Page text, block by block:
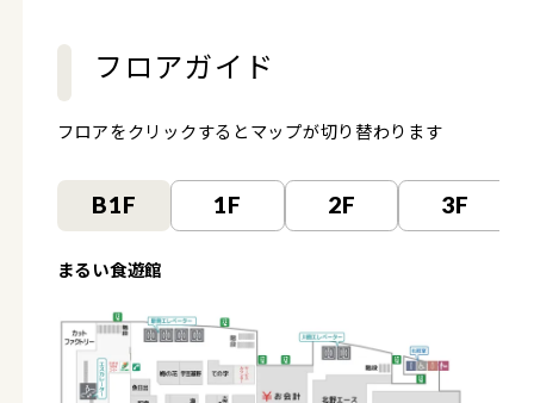
フロアガイド
フロアをクリックするとマップが切り替わります
B1F 1F 2F 3F
まるい食遊館